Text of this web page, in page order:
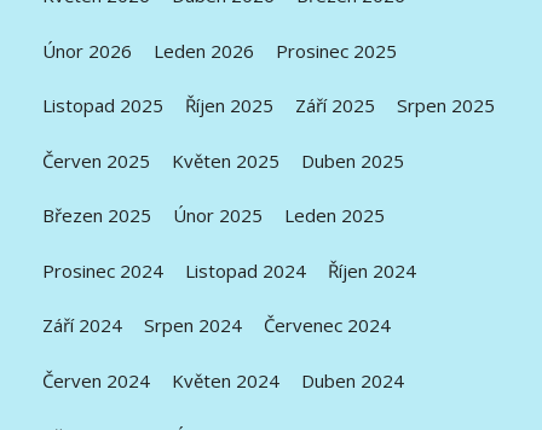
Únor 2026 Leden 2026 Prosinec 2025
Listopad 2025 Říjen 2025 Září 2025 Srpen 2025
Červen 2025 Květen 2025 Duben 2025
Březen 2025 Únor 2025 Leden 2025
Prosinec 2024 Listopad 2024 Říjen 2024
Září 2024 Srpen 2024 Červenec 2024
Červen 2024 Květen 2024 Duben 2024